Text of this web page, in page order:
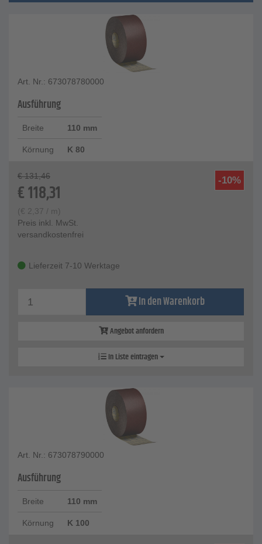
Art. Nr.: 673078780000
Ausführung
Breite 110 mm
Körnung K 80
-10%
€ 131,46
€118,31
(€ 2,37 / m)
Preis inkl. MwSt.
versandkostenfrei
Lieferzeit 7-10 Werktage
In den Warenkorb
Angebot anfordern
In Liste eintragen
Art. Nr.: 673078790000
Ausführung
Breite 110 mm
Körnung K 100